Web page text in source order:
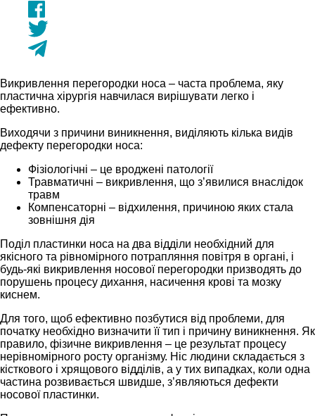
Викривлення перегородки носа – часта проблема, яку
пластична хірургія навчилася вирішувати легко і
ефективно.
Виходячи з причини виникнення, виділяють кілька видів
дефекту перегородки носа:
Фізіологічні – це вроджені патології
Травматичні – викривлення, що з’явилися внаслідок
травм
Компенсаторні – відхилення, причиною яких стала
зовнішня дія
Поділ пластинки носа на два відділи необхідний для
якісного та рівномірного потрапляння повітря в органі, і
будь-які викривлення носової перегородки призводять до
порушень процесу дихання, насичення крові та мозку
киснем.
Для того, щоб ефективно позбутися від проблеми, для
початку необхідно визначити її тип і причину виникнення. Як
правило, фізичне викривлення – це результат процесу
нерівномірного росту організму. Ніс людини складається з
кісткового і хрящового відділів, а у тих випадках, коли одна
частина розвивається швидше, з’являються дефекти
носової пластинки.